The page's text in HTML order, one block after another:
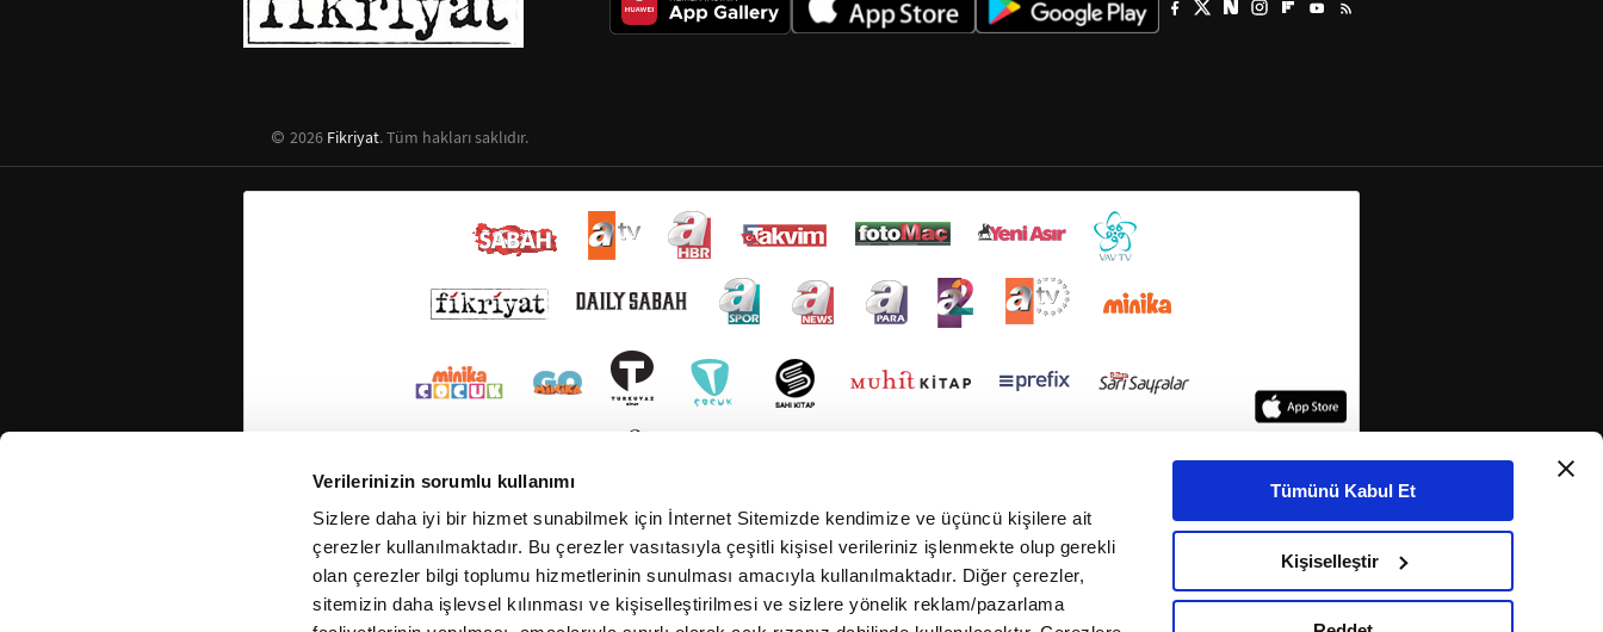
Verilerinizin sorumlu kullanımı
Sizlere daha iyi bir hizmet sunabilmek için İnternet Sitemizde kendimize ve üçüncü kişilere ait
çerezler kullanılmaktadır. Bu çerezler vasıtasıyla çeşitli kişisel verileriniz işlenmekte olup gerekli
olan çerezler bilgi toplumu hizmetlerinin sunulması amacıyla kullanılmaktadır. Diğer çerezler,
sitemizin daha işlevsel kılınması ve kişiselleştirilmesi ve sizlere yönelik reklam/pazarlama
Tümünü Kabul Et
Kişiselleştir
2026 Fikriyat. Tüm hakları saklıdır.